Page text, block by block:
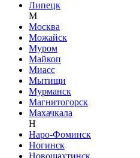
Липецк
М
Москва
Можайск
Муром
Майкоп
Миасс
Мытищи
Мурманск
Магнитогорск
Махачкала
Н
Наро-Фоминск
Ногинск
Новошахтинск